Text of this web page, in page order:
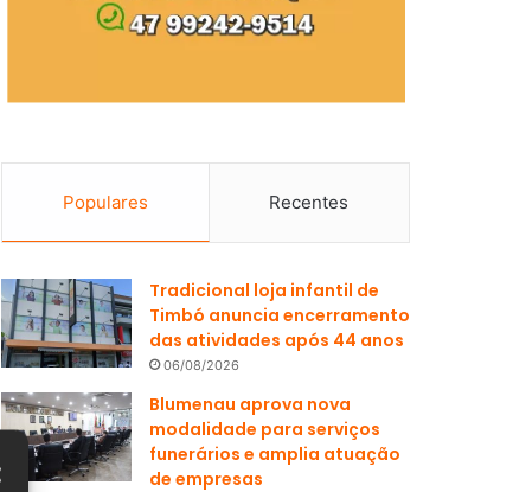
Populares Recentes
Tradicional loja infantil de
Timbó anuncia encerramento
das atividades após 44 anos
06/08/2026
Blumenau aprova nova
modalidade para serviços
funerários e amplia atuação
de empresas